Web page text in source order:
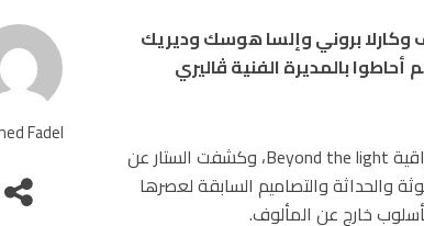
Fadel
بروني وإلسا هوسك وديريك
أحاطوا بالمديرة الفنية ڤاليري
تبت ڤاليري ميسيكا سطور الفصل الثاني من مجموعة المجوهرات الراقية Beyond the light، وكشفت الستار عن
والحداثة والتصاميم السابقة لعصرها
بأسلوب خارج عن المألوف.